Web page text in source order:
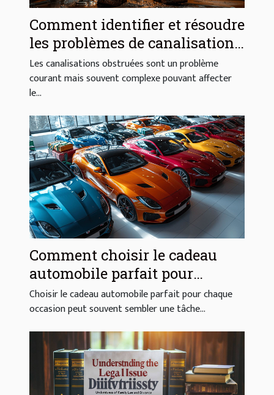
Comment identifier et résoudre
les problèmes de canalisations
obstruées
Les canalisations obstruées sont un problème
courant mais souvent complexe pouvant affecter
le...
Comment choisir le cadeau
automobile parfait pour
chaque occasion
Choisir le cadeau automobile parfait pour chaque
occasion peut souvent sembler une tâche...